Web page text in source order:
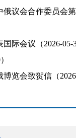
议会合作委员会
际会议（2026-05-
览会致贺信（